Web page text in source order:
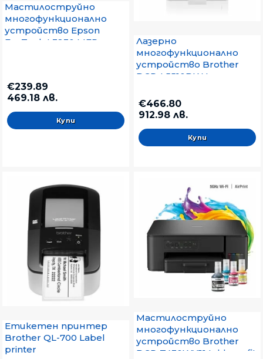
Мастилоструйно
многофункционално
устройство Epson
EcoTank L3230 MFP
€239.89
469.18 лв.
Лазерно
многофункционално
устройство Brother
DCP-L5510DW Laser
€466.80
912.98 лв.
Етикетен принтер
Brother QL-700 Label
printer
Мастилоструйно
многофункционално
устройство Brother
DCP-T430WYJ1 Inkbenefit